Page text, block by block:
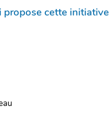
propose cette initiative